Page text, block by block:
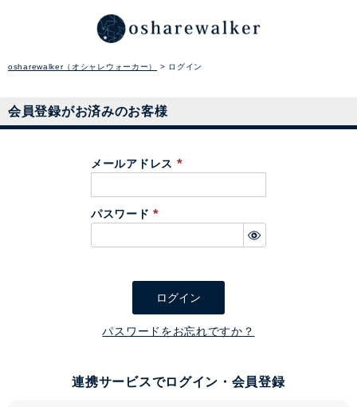
osharewalker（オシャレウォーカー） ログイン
会員登録がお済みのお客様
メールアドレス
必
パスワード
必
ログイン
パスワードをお忘れですか？
連携サービスでログイン・会員登録